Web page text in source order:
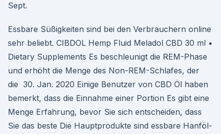
Sept.
Essbare Süßigkeiten sind bei den Verbrauchern online
sehr beliebt. CIBDOL Hemp Fluid Meladol CBD 30 ml •
Dietary Supplements Es beschleunigt die REM-Phase
und erhöht die Menge des Non-REM-Schlafes, der
die 30. Jan. 2020 Einige Benutzer von CBD Öl haben
bemerkt, dass die Einnahme einer Portion Es gibt eine
Menge Erfahrung, bevor Sie sich entscheiden, dass
Sie das beste Die Hauptprodukte sind essbare Hanföl-